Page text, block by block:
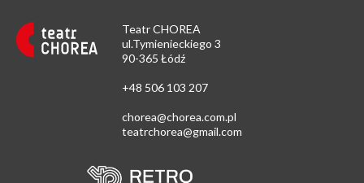
Teatr CHOREA
ul.Tymienieckiego 3
90-365 Łódź
+48 506 103 207
chorea@chorea.com.pl
teatrchorea@gmail.com